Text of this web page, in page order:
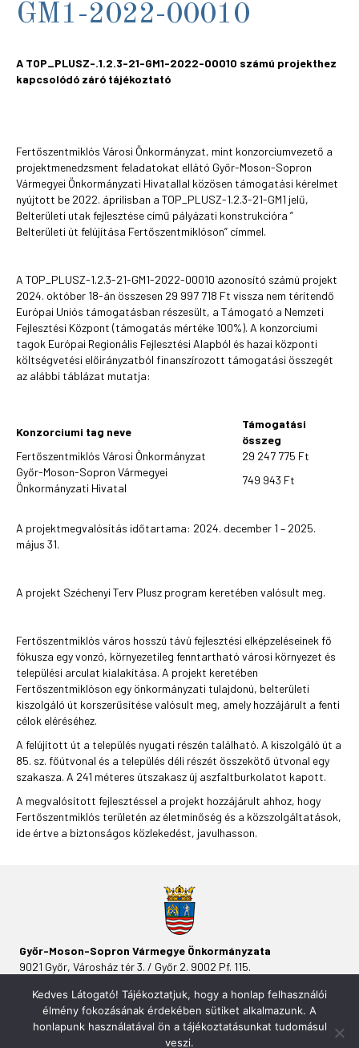
GM1-2022-00010
A TOP_PLUSZ-.1.2.3-21-GM1-2022-00010 számú projekthez
kapcsolódó záró tájékoztató
Fertőszentmiklós Városi Önkormányzat, mint konzorciumvezető a
projektmenedzsment feladatokat ellátó Győr-Moson-Sopron
Vármegyei Önkormányzati Hivatallal közösen támogatási kérelmet
nyújtott be 2022. áprilisban a TOP_PLUSZ-1.2.3-21-GM1 jelű,
Belterületi utak fejlesztése című pályázati konstrukcióra ”
Belterületi út felújítása Fertőszentmiklóson” címmel.
A TOP_PLUSZ-1.2.3-21-GM1-2022-00010 azonosító számú projekt
2024. október 18-án összesen 29 997 718 Ft vissza nem térítendő
Európai Uniós támogatásban részesült, a Támogató a Nemzeti
Fejlesztési Központ (támogatás mértéke 100%). A konzorciumi
tagok Európai Regionális Fejlesztési Alapból és hazai központi
költségvetési előirányzatból finanszírozott támogatási összegét
az alábbi táblázat mutatja:
Konzorciumi tag neve
Támogatási
összeg
Fertőszentmiklós Városi Önkormányzat
29 247 775 Ft
Győr-Moson-Sopron Vármegyei
Önkormányzati Hivatal
749 943 Ft
A projektmegvalósítás időtartama: 2024. december 1 – 2025.
május 31.
A projekt Széchenyi Terv Plusz program keretében valósult meg.
Fertőszentmiklós város hosszú távú fejlesztési elképzeléseinek fő
fókusza egy vonzó, környezetileg fenntartható városi környezet és
települési arculat kialakítása. A projekt keretében
Fertőszentmiklóson egy önkormányzati tulajdonú, belterületi
kiszolgáló út korszerűsítése valósult meg, amely hozzájárult a fenti
célok eléréséhez.
A felújított út a település nyugati részén található. A kiszolgáló út a
85. sz. főútvonal és a település déli részét összekötő útvonal egy
szakasza. A 241 méteres útszakasz új aszfaltburkolatot kapott.
A megvalósított fejlesztéssel a projekt hozzájárult ahhoz, hogy
Fertőszentmiklós területén az életminőség és a közszolgáltatások,
ide értve a biztonságos közlekedést, javulhasson.
Győr-Moson-Sopron Vármegye Önkormányzata
9021 Győr, Városház tér 3. / Győr 2. 9002 Pf. 115.
Kedves Látogató! Tájékoztatjuk, hogy a honlap felhasználói
élmény fokozásának érdekében sütiket alkalmazunk. A
honlapunk használatával ön a tájékoztatásunkat tudomásul
veszi.